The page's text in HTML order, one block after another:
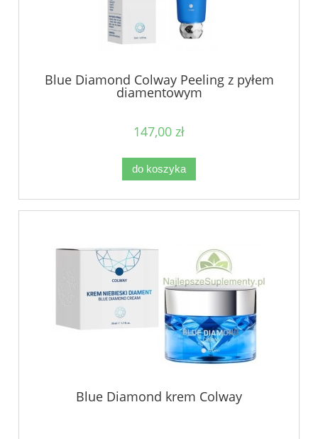
Blue Diamond Colway Peeling z pyłem
diamentowym
147,00 zł
do koszyka
Blue Diamond krem Colway